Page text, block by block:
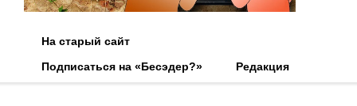
На старый сайт
Подписаться на «Бесэдер?»
Редакция